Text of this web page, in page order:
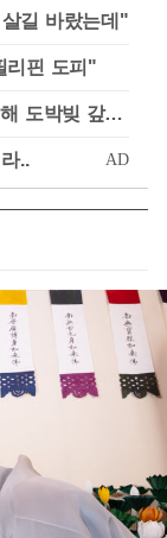
길 바랐는데"
리핀 도피"
차가원 "MC몽에 400억 뜯겨…백현 위해 도박빚 갚아줘"